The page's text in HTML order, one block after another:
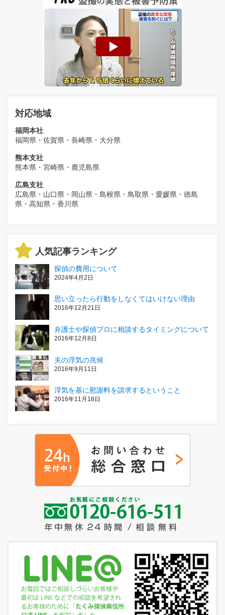
対応地域
福岡本社
福岡県・佐賀県・長崎県・大分県
熊本支社
熊本県・宮崎県・鹿児島県
広島支社
広島県・山口県・岡山県・島根県・鳥取県・愛媛県・徳島
県・高知県・香川県
人気記事ランキング
探偵の費用について
2024年4月2日
思い立ったら行動をしなくてはいけない理由
2016年12月21日
弁護士や探偵プロに相談するタイミングについて
2016年12月8日
夫の浮気の兆候
2016年9月11日
浮気を基に慰謝料を請求するということ
2016年11月18日